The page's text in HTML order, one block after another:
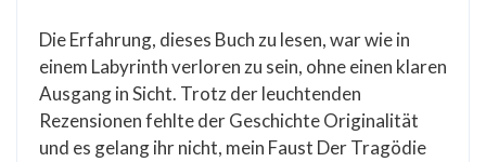
Die Erfahrung, dieses Buch zu lesen, war wie in
einem Labyrinth verloren zu sein, ohne einen klaren
Ausgang in Sicht. Trotz der leuchtenden
Rezensionen fehlte der Geschichte Originalität
und es gelang ihr nicht, mein Faust Der Tragödie